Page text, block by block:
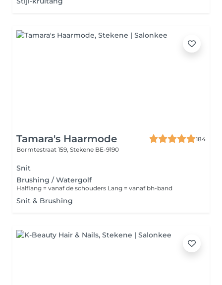
Tamara's Haarmode
184
Bormtestraat 159, Stekene BE-9190
Snit
Brushing / Watergolf
Halflang = vanaf de schouders Lang = vanaf bh-band
Snit & Brushing